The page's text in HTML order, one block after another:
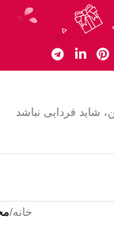
شاید فردایی نباشد
خانه/